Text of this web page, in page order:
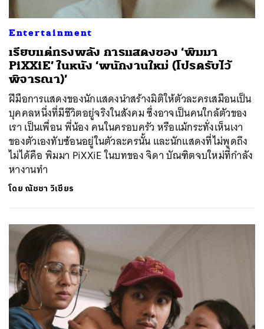
Entertainment
เรียบแต่ทรงพลัง การแสดงของ ‘พิมมา
PiXXiE’ ในหนัง ‘พนักงานใหม่ (โปรดรับไว้
พิจารณา)’
ฝีมือการแสดงของนักแสดงนำสร้างมิติให้ตัวละครเสมือนเป็น
บุคคลหนึ่งที่มีชีวิตอยู่จริงในสังคม ซึ่งอาจเป็นคนใกล้ตัวของ
เรา เป็นเพื่อน พี่น้อง คนในครอบครัว หรือแม้กระทั่งเห็นเงา
ของตัวเองทับซ้อนอยู่ในตัวละครนั้น และนักแสดงที่ไม่พูดถึง
ไม่ได้คือ พิมมา PiXXiE ในบทของ จิดา บัณฑิตจบใหม่ที่กำลัง
หางานทำ
โดย ณัชชา วิเชียร